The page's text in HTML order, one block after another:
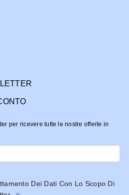
per ricevere tutte le nostre offerte in
Dei Dati Con Lo Scopo Di